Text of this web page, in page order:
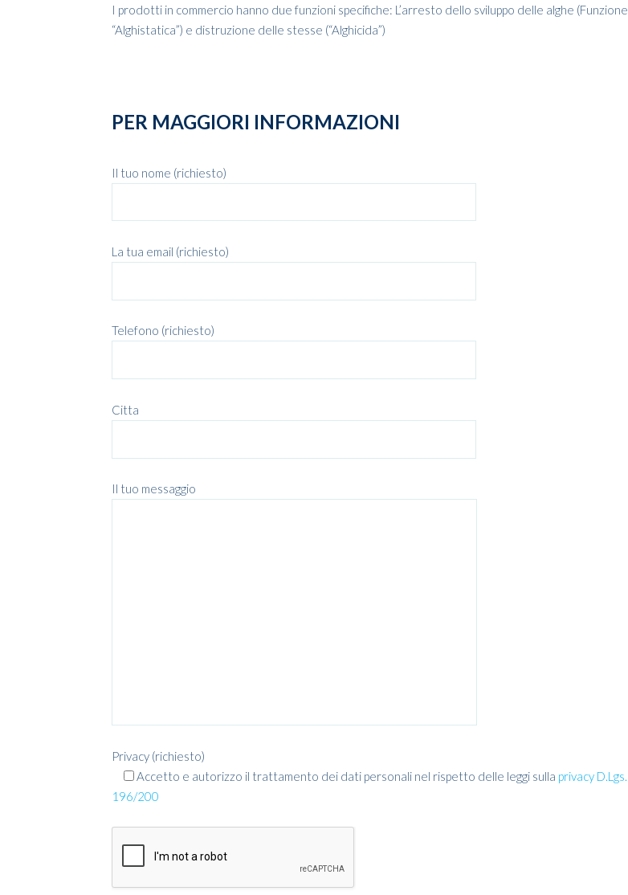
I prodotti in commercio hanno due funzioni specifiche: L’arresto dello sviluppo delle alghe (Funzione
“Alghistatica”) e distruzione delle stesse (“Alghicida”)
PER MAGGIORI INFORMAZIONI
Il tuo nome (richiesto)
La tua email (richiesto)
Telefono (richiesto)
Citta
Il tuo messaggio
Privacy (richiesto)
Accetto e autorizzo il trattamento dei dati personali nel rispetto delle leggi sulla privacy D.Lgs.
196/200